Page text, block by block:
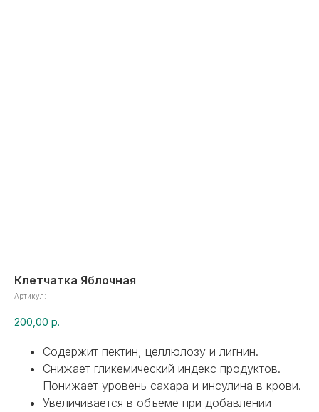
Клетчатка Яблочная
Артикул:
200,00 р.
Содержит пектин, целлюлозу и лигнин.
Снижает гликемический индекс продуктов.
Понижает уровень сахара и инсулина в крови.
Увеличивается в объеме при добавлении